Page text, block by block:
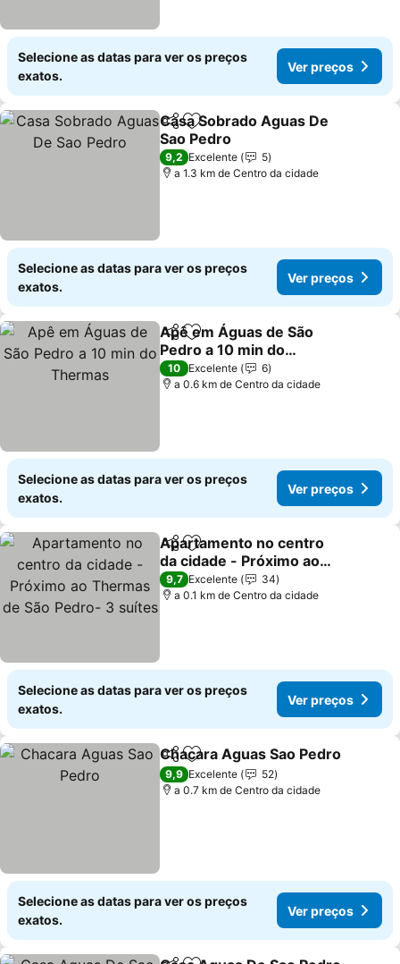
Selecione as datas para ver os preços
exatos.
Ver preços
PartilharAdicionar aos favoritos
Casa Sobrado Aguas De
Sao Pedro
Ver preços
9,2 Excelente
5
a 1.3 km de Centro da cidade
Selecione as datas para ver os preços
exatos.
Ver preços
PartilharAdicionar aos favoritos
Apê em Águas de São
Pedro a 10 min do
Thermas
Ver preços
10 Excelente
6
a 0.6 km de Centro da cidade
Selecione as datas para ver os preços
exatos.
Ver preços
PartilharAdicionar aos favoritos
Apartamento no centro
da cidade - Próximo ao
Thermas de São Pedro- 3
suítes
Ver preços
9,7 Excelente
34
a 0.1 km de Centro da cidade
Selecione as datas para ver os preços
exatos.
Ver preços
PartilharAdicionar aos favoritos
Chacara Aguas Sao Pedro
9,9 Excelente
52
a 0.7 km de Centro da cidade
Selecione as datas para ver os preços
exatos.
Ver preços